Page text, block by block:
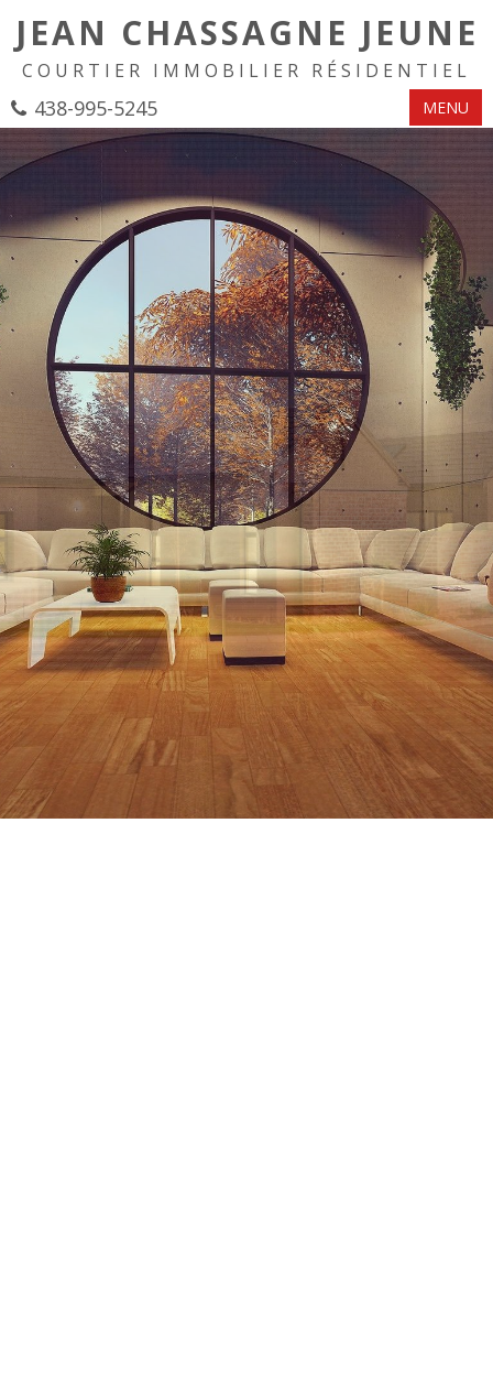
JEAN CHASSAGNE JEUNE
COURTIER IMMOBILIER RÉSIDENTIEL
438-995-5245 MENU